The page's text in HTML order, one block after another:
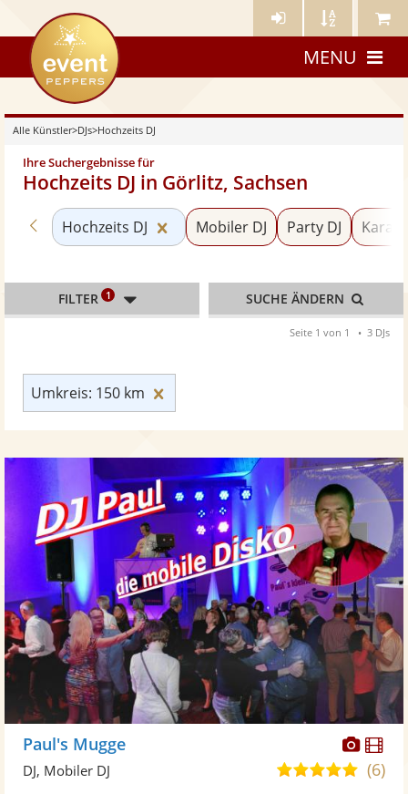
Künstler- Künstler Meine
eventpeppers
MENU
Alle Künstler>DJs>Hochzeits DJ
Ihre Suchergebnisse für
Hochzeits DJ in Görlitz, Sachsen
Zurück zu «DJs»
Hochzeits DJ Kategorie «Hochzeits DJ»
Mobiler DJ Party DJ
Umkreis: 150 km
FILTER 1 SUCHE ÄNDERN
Seite 1 von 1 3 DJs
Paul's Mugge
4,9(6)
DJ, Mobiler DJ